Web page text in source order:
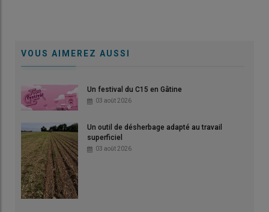
VOUS AIMEREZ AUSSI
Un festival du C15 en Gâtine
03 août 2026
Un outil de désherbage adapté au travail
superficiel
03 août 2026